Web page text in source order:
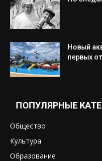
Новый
первых
ПОПУЛЯРНЫЕ
Общество
Культура
Образование